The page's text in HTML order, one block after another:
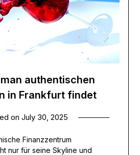
authentischen
in Frankfurt findet
on July 30, 2025
Finanzzentrum
nur für seine Skyline und